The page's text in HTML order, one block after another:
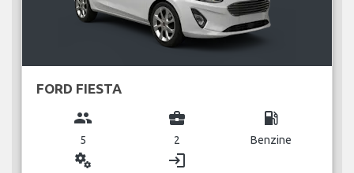
FORD FIESTA
group
5
business_center
2
local_gas_station
Benzine
miscellaneous_services login